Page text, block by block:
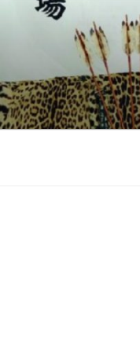
Перейти
содержимому